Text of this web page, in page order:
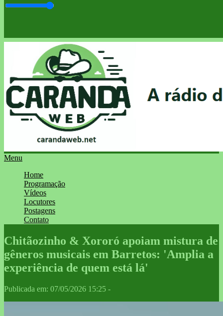
Menu
Home
Programação
Vídeos
Locutores
Postagens
Contato
Chitãozinho & Xororó apoiam mistura de
gêneros musicais em Barretos: 'Amplia a
experiência de quem está lá'
Publicada em: 07/05/2026 15:25 -